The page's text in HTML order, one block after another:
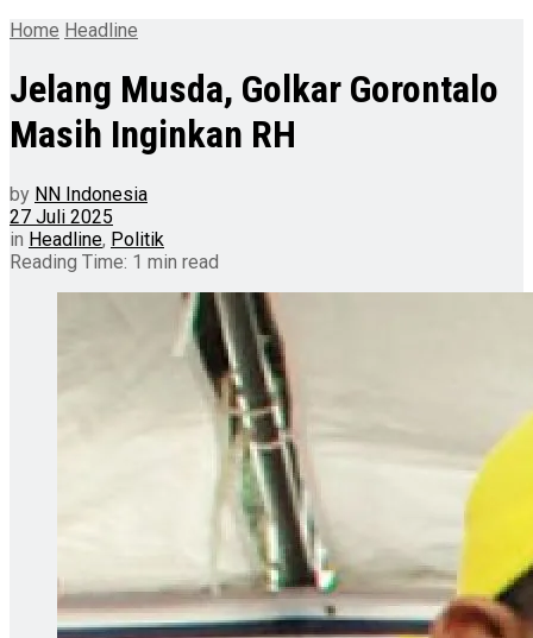
Home Headline
Jelang Musda, Golkar Gorontalo
Masih Inginkan RH
by NN Indonesia
27 Juli 2025
in Headline, Politik
Reading Time: 1 min read